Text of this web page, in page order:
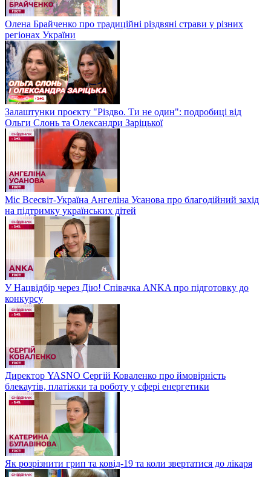
Олена Брайченко про традиційні різдвяні страви у різних
регіонах України
Залаштунки проєкту "Різдво. Ти не один": подробиці від
Ольги Слонь та Олександри Заріцької
Міс Всесвіт-Україна Ангеліна Усанова про благодійний захід
на підтримку українських дітей
У Нацвідбір через Дію! Співачка ANKA про підготовку до
конкурсу
Директор YASNO Сергій Коваленко про ймовірність
блекаутів, платіжки та роботу у сфері енергетики
Як розрізнити грип та ковід-19 та коли звертатися до лікаря